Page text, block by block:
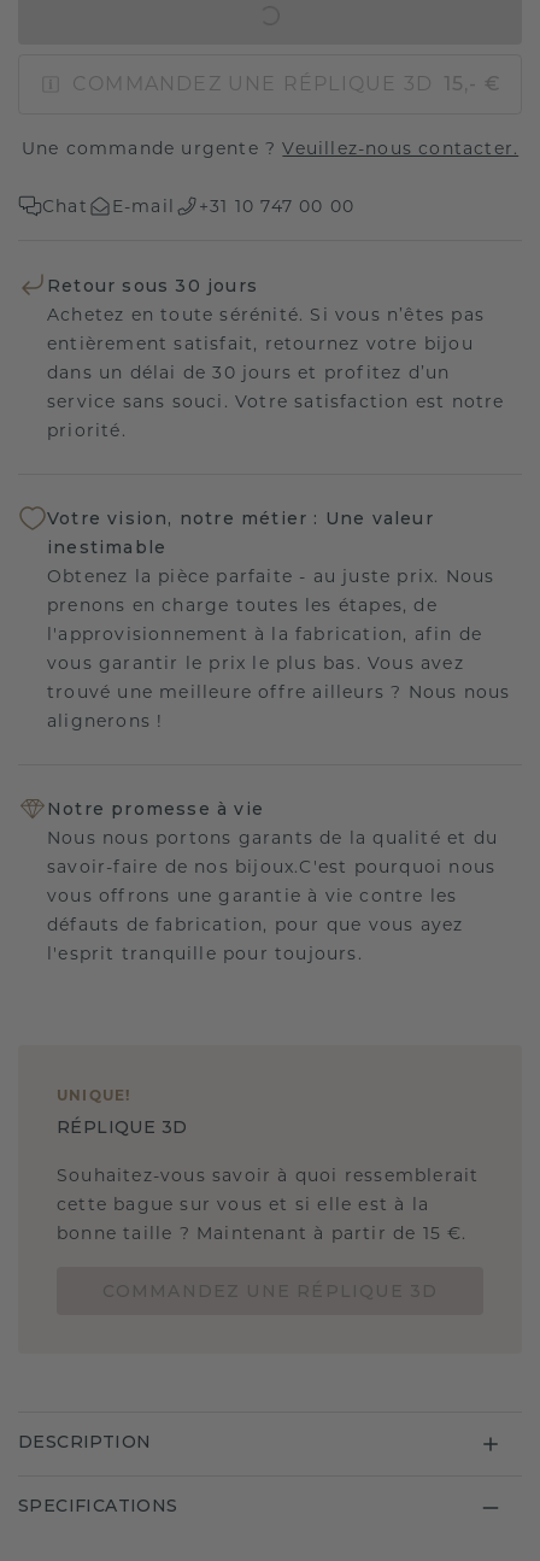
COMMANDEZ UNE RÉPLIQUE 3D 15,- €
Une commande urgente ?Veuillez-nous contacter.
Chat E-mail +31 10 747 00 00
Retour sous 30 jours
Achetez en toute sérénité. Si vous n’êtes pas
entièrement satisfait, retournez votre bijou
dans un délai de 30 jours et profitez d’un
service sans souci. Votre satisfaction est notre
priorité.
Votre vision, notre métier : Une valeur
inestimable
Obtenez la pièce parfaite - au juste prix. Nous
prenons en charge toutes les étapes, de
l'approvisionnement à la fabrication, afin de
vous garantir le prix le plus bas. Vous avez
trouvé une meilleure offre ailleurs ? Nous nous
alignerons !
Notre promesse à vie
Nous nous portons garants de la qualité et du
savoir-faire de nos bijoux.C'est pourquoi nous
vous offrons une garantie à vie contre les
défauts de fabrication, pour que vous ayez
l'esprit tranquille pour toujours.
UNIQUE !
RÉPLIQUE 3D
Souhaitez-vous savoir à quoi ressemblerait
cette bague sur vous et si elle est à la
bonne taille ? Maintenant à partir de 15 €.
DESCRIPTION
SPECIFICATIONS